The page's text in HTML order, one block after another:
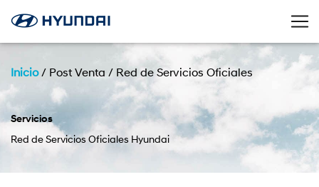
Inicio/ Post Venta / Red de Servicios Oficiales
Servicios
Red de Servicios Oficiales Hyundai